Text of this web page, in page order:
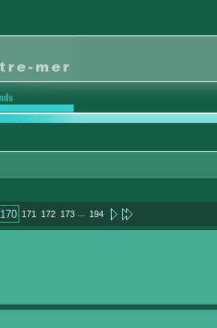
170 171 172 173 ... 194